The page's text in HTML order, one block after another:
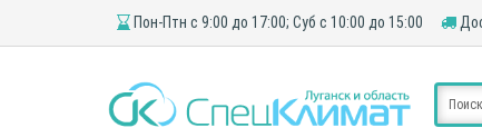
Пон-Птн с 9:00 до 17:00; Суб с 10:00 до 15:00